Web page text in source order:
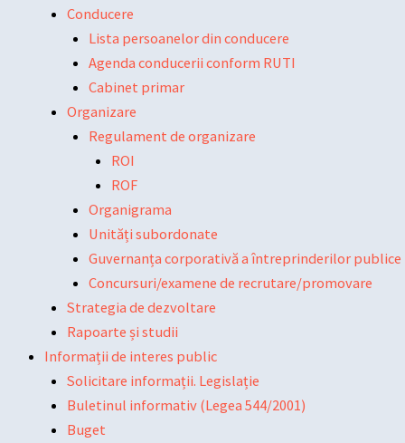
Conducere
Lista persoanelor din conducere
Agenda conducerii conform RUTI
Cabinet primar
Organizare
Regulament de organizare
ROI
ROF
Organigrama
Unități subordonate
Guvernanța corporativă a întreprinderilor publice
Concursuri/examene de recrutare/promovare
Strategia de dezvoltare
Rapoarte și studii
Informații de interes public
Solicitare informații. Legislație
Buletinul informativ (Legea 544/2001)
Buget